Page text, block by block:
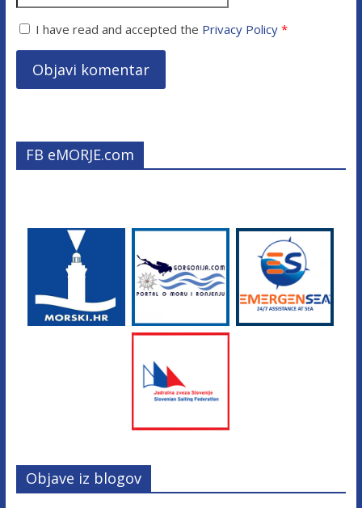
I have read and accepted the Privacy Policy*
FB eMORJE.com
Objave iz blogov